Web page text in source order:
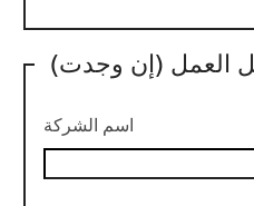
العمل (إن وجدت)
اسم الشركة